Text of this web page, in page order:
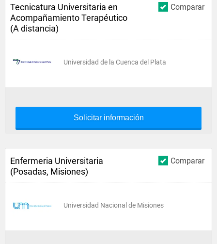
Comparar
Tecnicatura Universitaria en
Acompañamiento Terapéutico
(A distancia)
Universidad de la Cuenca del Plata
Solicitar información
Comparar
Enfermeria Universitaria
(Posadas, Misiones)
Universidad Nacional de Misiones